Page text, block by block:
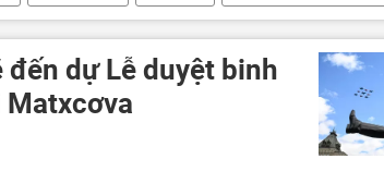
Cuộc khủng hoảng ở Ukraina
Ukraina
dự Lễ duyệt binh
Matxcơva